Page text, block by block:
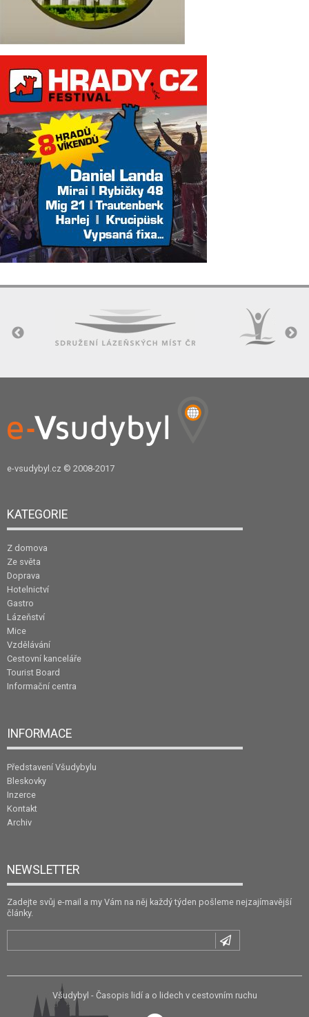
e-vsudybyl.cz © 2008-2017
KATEGORIE
Z domova
Ze světa
Doprava
Hotelnictví
Gastro
Lázeňství
Mice
Vzdělávání
Cestovní kanceláře
Tourist Board
Informační centra
INFORMACE
Představení Všudybylu
Bleskovky
Inzerce
Kontakt
Archiv
NEWSLETTER
Zadejte svůj e-mail a my Vám na něj každý týden pošleme nejzajímavější
články.
Všudybyl - Časopis lidí a o lidech v cestovním ruchu